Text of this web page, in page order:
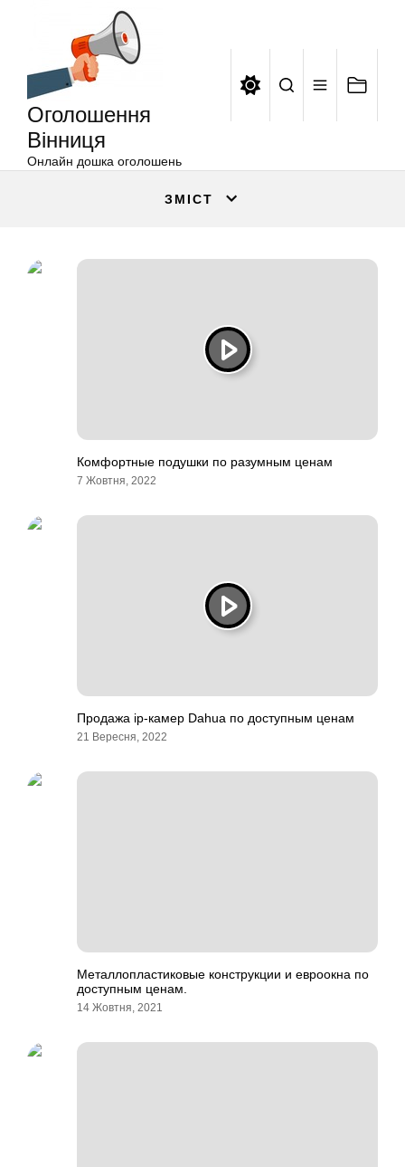
Оголошення
Вінниця
Онлайн дошка оголошень
ЗМІСТ
Комфортные подушки по разумным ценам
7 Жовтня, 2022
Продажа ip-камер Dahua по доступным ценам
21 Вересня, 2022
Металлопластиковые конструкции и евроокна по
доступным ценам.
14 Жовтня, 2021